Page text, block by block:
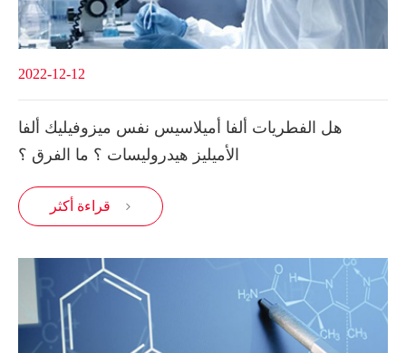
2022-12-12
هل الفطريات ألفا أميلاسيس نفس ميزوفيليك ألفا
الأميليز هيدروليسات ؟ ما الفرق ؟
قراءة أكثر 